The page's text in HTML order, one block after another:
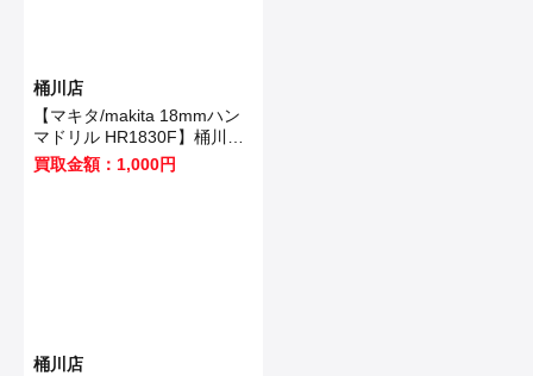
桶川店
【マキタ/makita 18mmハン
マドリル HR1830F】桶川市
のお客様から買取いたしまし
買取金額：1,000円
桶川店